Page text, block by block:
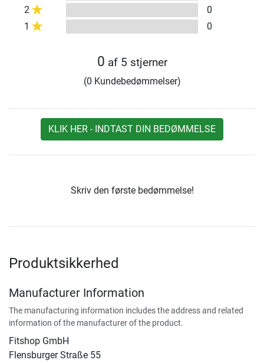
2
0
1
0
0 af 5 stjerner
(0 Kundebedømmelser)
KLIK HER - INDTAST DIN BEDØMMELSE
Skriv den første bedømmelse!
Produktsikkerhed
Manufacturer Information
The manufacturing information includes the address and related
information of the manufacturer of the product.
Fitshop GmbH
Flensburger Straße 55